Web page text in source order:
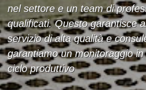
nel settore e un team di
qualificati. Questo garantisce
servizio di alta qualità e
garantiamo un monitoraggio
ciclo produttivo